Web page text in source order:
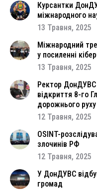
Курсантки
міжнародного
13 Травня, 2025
Міжнародний
у посиленні
13 Травня, 2025
Ректор ДонДУВС
відкриття 8-го
дорожнього руху
12 Травня, 2025
OSINT-
злочинів РФ
12 Травня, 2025
У ДонДУВС
громад